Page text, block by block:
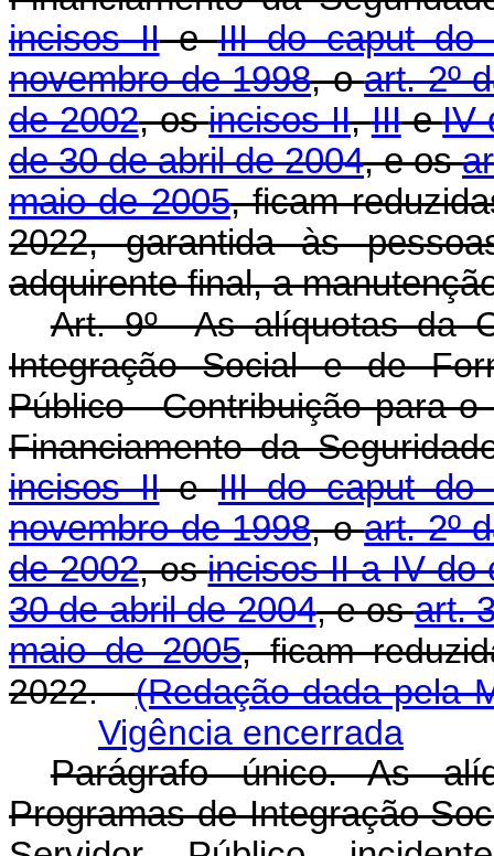
incisos IIeIII docaputdo
novembro de 1998, oart. 2º
de 2002, osincisos II,IIIeIV
de 30 de abril de 2004, e os
maio de 2005, ficam
2022, garantida às
adquirente final, a
Art. 9º As alíquotas da
Integração Social e de
Público - Contribuição para
Financiamento da
incisos IIeIII do caput do
novembro de 1998, oart. 2º
de 2002, osincisos II a IV do
30 de abril de 2004, e osart.
maio de 2005, ficam
2022.(Redação dada pela
Vigência encerrada
Parágrafo único. As
Programas de Integração